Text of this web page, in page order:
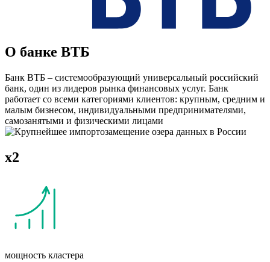
О банке ВТБ
Банк ВТБ – системообразующий универсальный российский
банк, один из лидеров рынка финансовых услуг. Банк
работает со всеми категориями клиентов: крупным, средним и
малым бизнесом, индивидуальными предпринимателями,
самозанятыми и физическими лицами
x2
мощность кластера